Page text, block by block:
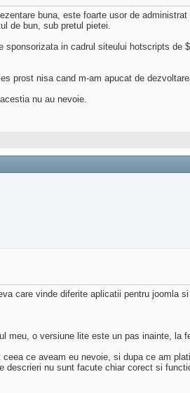
buna, este foarte usor de
de bun, sub pretul pietei.
in cadrul siteului hotscripts
prost nisa cand m-am apucat de
nu au nevoie.
care vinde diferite aplicatii pentru joomla
o versiune lite este un pas inainte,
ce aveam eu nevoie, si dupa ce am
nu sunt facute chiar corect si